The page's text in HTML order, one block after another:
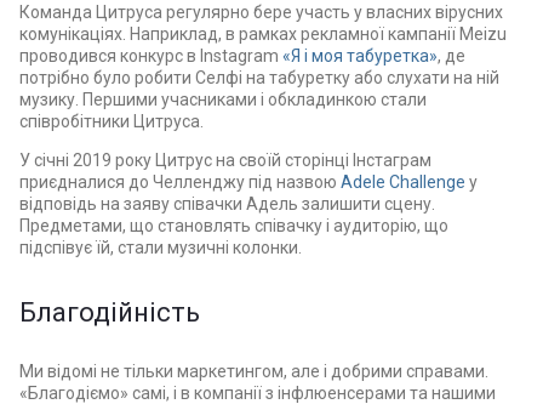
Команда Цитруса регулярно бере участь у власних вірусних
комунікаціях. Наприклад, в рамках рекламної кампанії Meizu
проводився конкурс в Instagram «Я і моя табуретка», де
потрібно було робити Селфі на табуретку або слухати на ній
музику. Першими учасниками і обкладинкою стали
співробітники Цитруса.
У січні 2019 року Цитрус на своїй сторінці Інстаграм
приєдналися до Челленджу під назвою Adele Challenge у
відповідь на заяву співачки Адель залишити сцену.
Предметами, що становлять співачку і аудиторію, що
підспівує їй, стали музичні колонки.
Благодійність
Ми відомі не тільки маркетингом, але і добрими справами.
«Благодіємо» самі, і в компанії з інфлюенсерами та нашими